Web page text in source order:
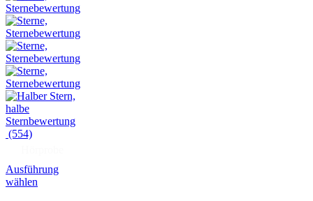
(554)
Ausführung
wählen